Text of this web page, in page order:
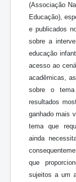
(Associação
Educação),
e publicados
sobre a
educação
acesso ao
acadêmicas,
sobre o
resultados
ganhado mais
tema que
ainda
que
sujeitos a um